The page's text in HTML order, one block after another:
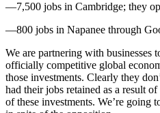
—7,500 jobs in Cambridge; they
—800 jobs in Napanee through
We are partnering with businesses
officially competitive global
those investments. Clearly they
had their jobs retained as a result
of these investments. We’re going